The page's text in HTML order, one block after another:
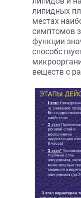
липидных
местах
симптомов
функции
веществ с